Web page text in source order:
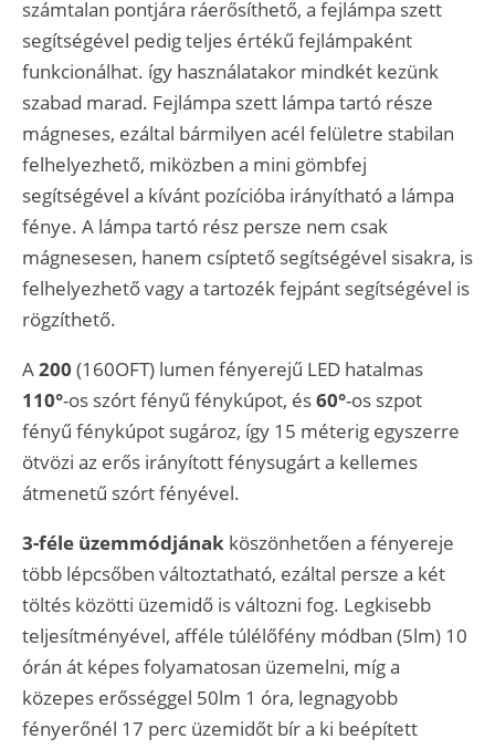
számtalan pontjára ráerősíthető, a fejlámpa szett
segítségével pedig teljes értékű fejlámpaként
funkcionálhat. így használatakor mindkét kezünk
szabad marad. Fejlámpa szett lámpa tartó része
mágneses, ezáltal bármilyen acél felületre stabilan
felhelyezhető, miközben a mini gömbfej
segítségével a kívánt pozícióba irányítható a lámpa
fénye. A lámpa tartó rész persze nem csak
mágnesesen, hanem csíptető segítségével sisakra, is
felhelyezhető vagy a tartozék fejpánt segítségével is
rögzíthető.
A200 (160OFT) lumen fényerejű LED hatalmas
110°-os szórt fényű fénykúpot, és60°-os szpot
fényű fénykúpot sugároz, így 15 méterig egyszerre
ötvözi az erős irányított fénysugárt a kellemes
átmenetű szórt fényével.
3-féle üzemmódjának köszönhetően a fényereje
több lépcsőben változtatható, ezáltal persze a két
töltés közötti üzemidő is változni fog. Legkisebb
teljesítményével, afféle túlélőfény módban (5lm) 10
órán át képes folyamatosan üzemelni, míg a
közepes erősséggel 50lm 1 óra, legnagyobb
fényerőnél 17 perc üzemidőt bír a ki beépített